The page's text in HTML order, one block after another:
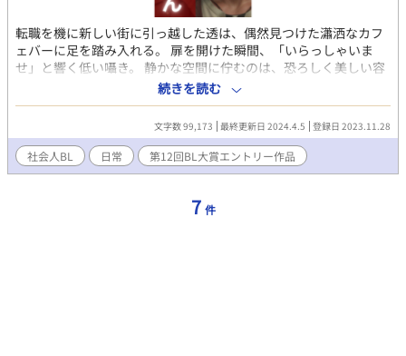
転職を機に新しい街に引っ越した透は、偶然見つけた瀟洒なカフ
ェバーに足を踏み入れる。 扉を開けた瞬間、「いらっしゃいま
せ」と響く低い囁き。 静かな空間に佇むのは、恐ろしく美しい容
姿の男――ヒューゴ。 その鋭い眼差しに、なぜか胸の奥が微かに
疼く。 初めて会うはずなのに、何か既視感を覚え、まるで夢の続
きのような気がした。 穏やかに交わされる会話、ゆっくりと流れ
る時間、そしてじっと見つめてくる青く透き通った瞳。 そのひと
つひとつが、透の心に不思議な熱を灯していく。 気づけば、また
その店の扉を開けている。 ただ、彼の姿を、声を、そこに流れる
続きを読む
文字数 99,173 最終更新日 2024.4.5 登録日 2023.11.28
社会人BL 日常 第12回BL大賞エントリー作品
7 件